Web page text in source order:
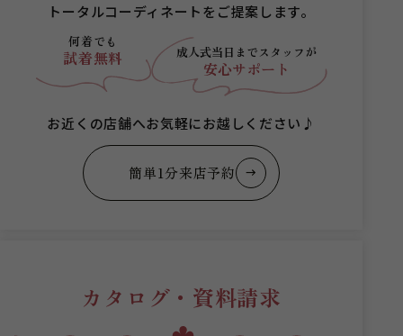
トータルコーディネートをご提案します。
何着でも
試着無料 成人式当日までスタッフが
安心サポート
お近くの店舗へお気軽にお越しください♪
簡単1分来店予約
カタログ・資料請求